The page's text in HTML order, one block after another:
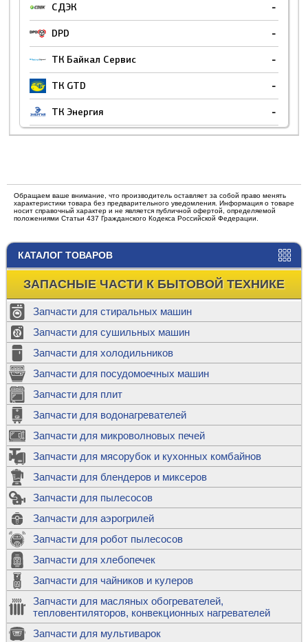
КАТАЛОГ ТОВАРОВ
ЗАПАСНЫЕ ЧАСТИ К БЫТОВОЙ ТЕХНИКЕ
Запчасти для стиральных машин
Запчасти для сушильных машин
Запчасти для холодильников
Запчасти для посудомоечных машин
Запчасти для плит
Запчасти для водонагревателей
Запчасти для микроволновых печей
Запчасти для мясорубок и кухонных комбайнов
Запчасти для блендеров и миксеров
Запчасти для пылесосов
Запчасти для аэрогрилей
Запчасти для робот пылесосов
Запчасти для хлебопечек
Запчасти для чайников и кулеров
Запчасти для масляных обогревателей,
тепловентиляторов, конвекционных нагревателей
Запчасти для мультиварок
СДЭК -
DPD -
ТК Байкал Сервис -
ТК GTD -
ТК Энергия -
Обращаем ваше внимание, что производитель оставляет за собой право менять
характеристики товара без предварительного уведомления. Информация о товаре
носит справочный характер и не является публичной офертой, определяемой
положениями Статьи 437 Гражданского Кодекса Российской Федерации.